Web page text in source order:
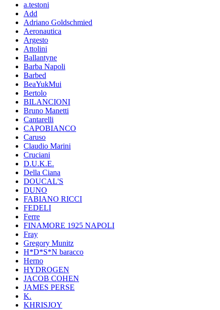
a.testoni
Add
Adriano Goldschmied
Aeronautica
Argesto
Attolini
Ballantyne
Barba Napoli
Barbed
BeaYukMui
Bertolo
BILANCIONI
Bruno Manetti
Cantarelli
CAPOBIANCO
Caruso
Claudio Marini
Cruciani
D.U.K.E.
Della Ciana
DOUCAL'S
DUNO
FABIANO RICCI
FEDELI
Ferre
FINAMORE 1925 NAPOLI
Fray
Gregory Munitz
H*D*S*N baracco
Herno
HYDROGEN
JACOB COHEN
JAMES PERSE
K.
KHRISJOY